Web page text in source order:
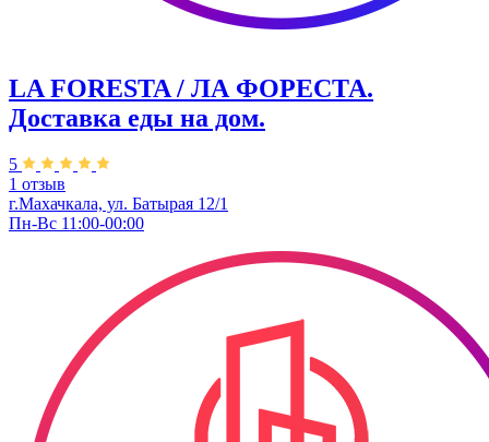
LA FORESTA / ЛА ФОРЕСТА.
Доставка еды на дом.
5
1 отзыв
г.Махачкала, ул. Батырая 12/1
Пн-Вс 11:00-00:00